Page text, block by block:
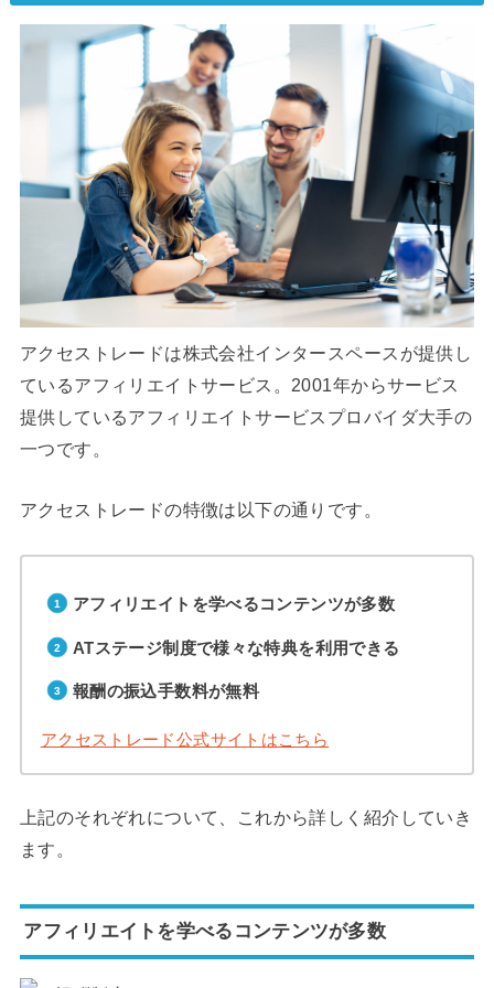
アクセストレードは株式会社インタースペースが提供し
ているアフィリエイトサービス。2001年からサービス
提供しているアフィリエイトサービスプロバイダ大手の
一つです。
アクセストレードの特徴は以下の通りです。
アフィリエイトを学べるコンテンツが多数
ATステージ制度で様々な特典を利用できる
報酬の振込手数料が無料
アクセストレード公式サイトはこちら
上記のそれぞれについて、これから詳しく紹介していき
ます。
アフィリエイトを学べるコンテンツが多数